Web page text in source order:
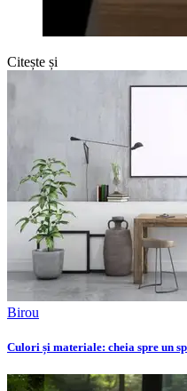
Citește și
Birou
Culori și materiale: cheia spre un